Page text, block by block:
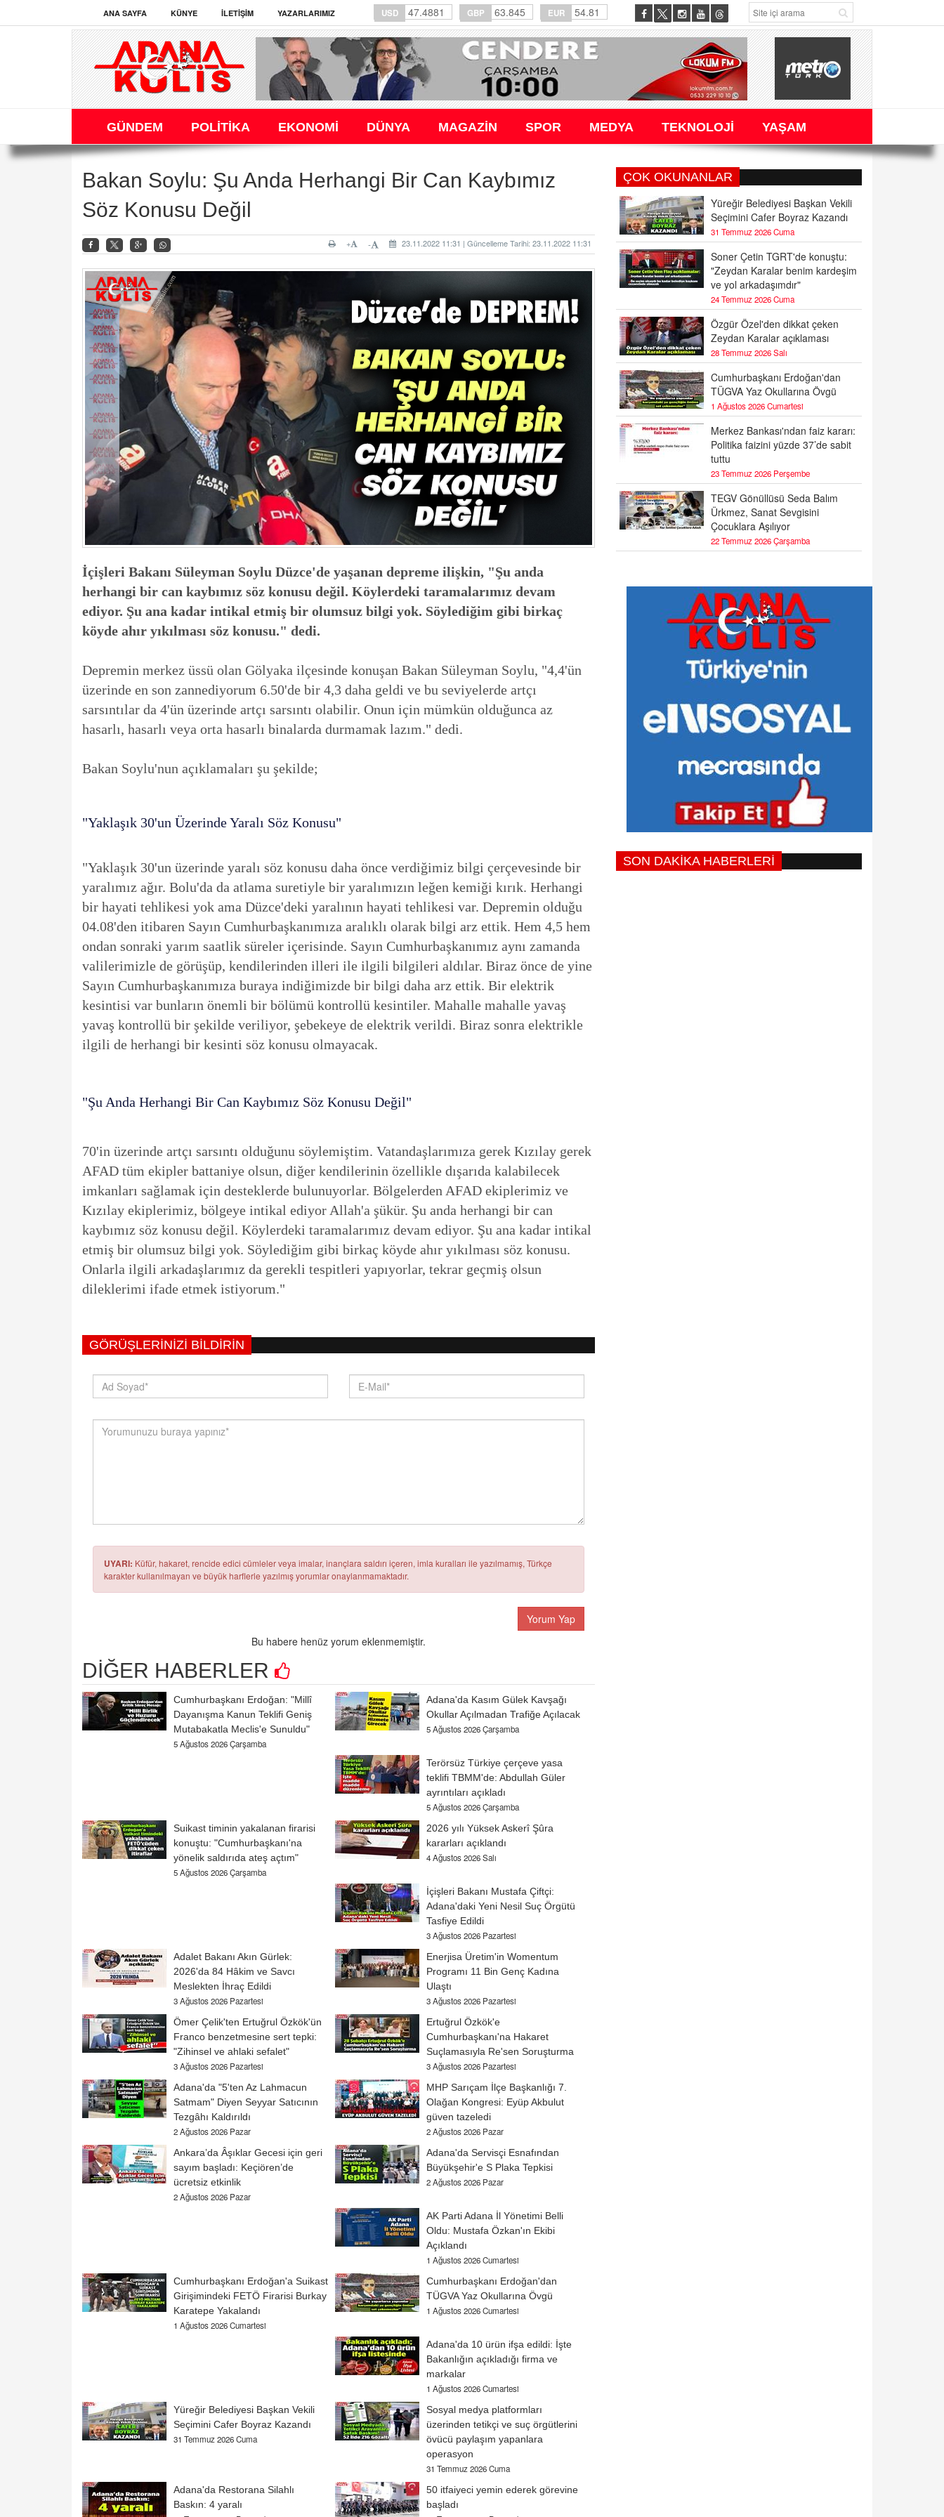
ANA SAYFA KÜNYE İLETIŞIM YAZARLARIMIZ USD 47.4881 GBP 63.845 EUR 54.81
GÜNDEM POLİTİKA EKONOMİ DÜNYA MAGAZİN SPOR MEDYA TEKNOLOJİ YAŞAM
Bakan Soylu: Şu Anda Herhangi Bir Can Kaybımız
Söz Konusu Değil
23.11.2022 11:31 | Güncelleme Tarihi: 23.11.2022 11:31
-
+
İçişleri Bakanı Süleyman Soylu Düzce'de yaşanan depreme ilişkin, "Şu anda
herhangi bir can kaybımız söz konusu değil. Köylerdeki taramalarımız devam
ediyor. Şu ana kadar intikal etmiş bir olumsuz bilgi yok. Söylediğim gibi birkaç
köyde ahır yıkılması söz konusu." dedi.
Depremin merkez üssü olan Gölyaka ilçesinde konuşan Bakan Süleyman Soylu, "4,4'ün
üzerinde en son zannediyorum 6.50'de bir 4,3 daha geldi ve bu seviyelerde artçı
sarsıntılar da 4'ün üzerinde artçı sarsıntı olabilir. Onun için mümkün olduğunca az
hasarlı, hasarlı veya orta hasarlı binalarda durmamak lazım." dedi.
Bakan Soylu'nun açıklamaları şu şekilde;
"Yaklaşık 30'un Üzerinde Yaralı Söz Konusu"
"Yaklaşık 30'un üzerinde yaralı söz konusu daha önce verdiğimiz bilgi çerçevesinde bir
yaralımız ağır. Bolu'da da atlama suretiyle bir yaralımızın leğen kemiği kırık. Herhangi
bir hayati tehlikesi yok ama Düzce'deki yaralının hayati tehlikesi var. Depremin olduğu
04.08'den itibaren Sayın Cumhurbaşkanımıza aralıklı olarak bilgi arz ettik. Hem 4,5 hem
ondan sonraki yarım saatlik süreler içerisinde. Sayın Cumhurbaşkanımız aynı zamanda
valilerimizle de görüşüp, kendilerinden illeri ile ilgili bilgileri aldılar. Biraz önce de yine
Sayın Cumhurbaşkanımıza buraya indiğimizde bir bilgi daha arz ettik. Bir elektrik
kesintisi var bunların önemli bir bölümü kontrollü kesintiler. Mahalle mahalle yavaş
yavaş kontrollü bir şekilde veriliyor, şebekeye de elektrik verildi. Biraz sonra elektrikle
ilgili de herhangi bir kesinti söz konusu olmayacak.
"Şu Anda Herhangi Bir Can Kaybımız Söz Konusu Değil"
70'in üzerinde artçı sarsıntı olduğunu söylemiştim. Vatandaşlarımıza gerek Kızılay gerek
AFAD tüm ekipler battaniye olsun, diğer kendilerinin özellikle dışarıda kalabilecek
imkanları sağlamak için desteklerde bulunuyorlar. Bölgelerden AFAD ekiplerimiz ve
Kızılay ekiplerimiz, bölgeye intikal ediyor Allah'a şükür. Şu anda herhangi bir can
kaybımız söz konusu değil. Köylerdeki taramalarımız devam ediyor. Şu ana kadar intikal
etmiş bir olumsuz bilgi yok. Söylediğim gibi birkaç köyde ahır yıkılması söz konusu.
Onlarla ilgili arkadaşlarımız da gerekli tespitleri yapıyorlar, tekrar geçmiş olsun
dileklerimi ifade etmek istiyorum."
GÖRÜŞLERINIZI BILDIRIN
UYARI: Küfür, hakaret, rencide edici cümleler veya imalar, inançlara saldırı içeren, imla kuralları ile yazılmamış, Türkçe
karakter kullanılmayan ve büyük harflerle yazılmış yorumlar onaylanmamaktadır.
Yorum Yap
Bu habere henüz yorum eklenmemiştir.
DİĞER HABERLER
Cumhurbaşkanı Erdoğan: "Millî
Dayanışma Kanun Teklifi Geniş
Mutabakatla Meclis'e Sunuldu"
5 Ağustos 2026 Çarşamba
Adana'da Kasım Gülek Kavşağı
Okullar Açılmadan Trafiğe Açılacak
5 Ağustos 2026 Çarşamba
Terörsüz Türkiye çerçeve yasa
teklifi TBMM'de: Abdullah Güler
ayrıntıları açıkladı
5 Ağustos 2026 Çarşamba
Suikast timinin yakalanan firarisi
konuştu: "Cumhurbaşkanı'na
yönelik saldırıda ateş açtım"
5 Ağustos 2026 Çarşamba
2026 yılı Yüksek Askerî Şûra
kararları açıklandı
4 Ağustos 2026 Salı
İçişleri Bakanı Mustafa Çiftçi:
Adana'daki Yeni Nesil Suç Örgütü
Tasfiye Edildi
3 Ağustos 2026 Pazartesi
Adalet Bakanı Akın Gürlek:
2026'da 84 Hâkim ve Savcı
Meslekten İhraç Edildi
3 Ağustos 2026 Pazartesi
Enerjisa Üretim'in Womentum
Programı 11 Bin Genç Kadına
Ulaştı
3 Ağustos 2026 Pazartesi
Ömer Çelik'ten Ertuğrul Özkök'ün
Franco benzetmesine sert tepki:
"Zihinsel ve ahlaki sefalet"
3 Ağustos 2026 Pazartesi
Ertuğrul Özkök'e
Cumhurbaşkanı'na Hakaret
Suçlamasıyla Re'sen Soruşturma
3 Ağustos 2026 Pazartesi
Adana'da "5'ten Az Lahmacun
Satmam" Diyen Seyyar Satıcının
Tezgâhı Kaldırıldı
2 Ağustos 2026 Pazar
MHP Sarıçam İlçe Başkanlığı 7.
Olağan Kongresi: Eyüp Akbulut
güven tazeledi
2 Ağustos 2026 Pazar
Ankara’da Âşıklar Gecesi için geri
sayım başladı: Keçiören’de
ücretsiz etkinlik
2 Ağustos 2026 Pazar
Adana'da Servisçi Esnafından
Büyükşehir'e S Plaka Tepkisi
2 Ağustos 2026 Pazar
AK Parti Adana İl Yönetimi Belli
Oldu: Mustafa Özkan'ın Ekibi
Açıklandı
1 Ağustos 2026 Cumartesi
Cumhurbaşkanı Erdoğan'a Suikast
Girişimindeki FETÖ Firarisi Burkay
Karatepe Yakalandı
1 Ağustos 2026 Cumartesi
Cumhurbaşkanı Erdoğan'dan
TÜGVA Yaz Okullarına Övgü
1 Ağustos 2026 Cumartesi
Adana'da 10 ürün ifşa edildi: İşte
Bakanlığın açıkladığı firma ve
markalar
1 Ağustos 2026 Cumartesi
Yüreğir Belediyesi Başkan Vekili
Seçimini Cafer Boyraz Kazandı
31 Temmuz 2026 Cuma
Sosyal medya platformları
üzerinden tetikçi ve suç örgütlerini
övücü paylaşım yapanlara
operasyon
31 Temmuz 2026 Cuma
Adana'da Restorana Silahlı
Baskın: 4 yaralı
50 itfaiyeci yemin ederek görevine
başladı
ÇOK OKUNANLAR
Yüreğir Belediyesi Başkan Vekili
Seçimini Cafer Boyraz Kazandı
31 Temmuz 2026 Cuma
Soner Çetin TGRT'de konuştu:
"Zeydan Karalar benim kardeşim
ve yol arkadaşımdır"
24 Temmuz 2026 Cuma
Özgür Özel'den dikkat çeken
Zeydan Karalar açıklaması
28 Temmuz 2026 Salı
Cumhurbaşkanı Erdoğan'dan
TÜGVA Yaz Okullarına Övgü
1 Ağustos 2026 Cumartesi
Merkez Bankası'ndan faiz kararı:
Politika faizini yüzde 37’de sabit
tuttu
23 Temmuz 2026 Perşembe
TEGV Gönüllüsü Seda Balım
Ürkmez, Sanat Sevgisini
Çocuklara Aşılıyor
22 Temmuz 2026 Çarşamba
SON DAKİKA HABERLERİ